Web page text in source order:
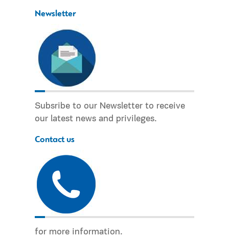
Newsletter
Subsribe to our Newsletter to receive
our latest news and privileges.
Contact us
for more information.